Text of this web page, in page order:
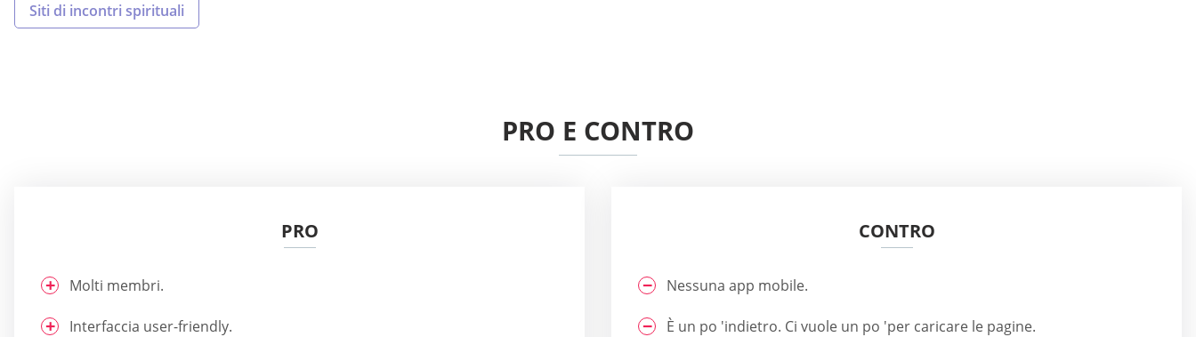
Siti di incontri spirituali
PRO E CONTRO
PRO
Molti membri.
Interfaccia user-friendly.
CONTRO
Nessuna app mobile.
È un po 'indietro. Ci vuole un po 'per caricare le pagine.